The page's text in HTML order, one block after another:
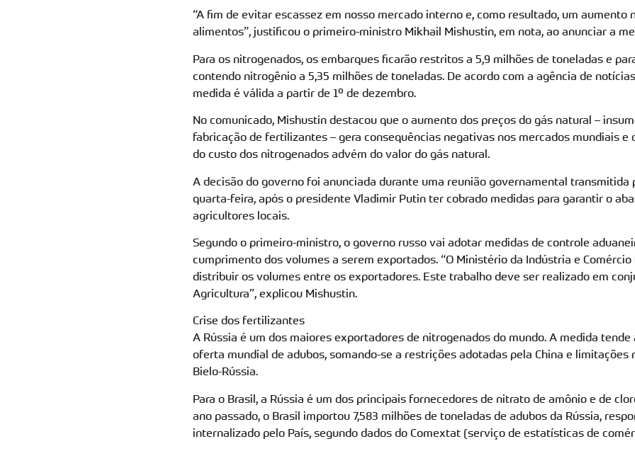
“A fim de evitar escassez em nosso mercado interno e, como resultado, um aumento
alimentos”, justificou o primeiro-ministro Mikhail Mishustin, em nota, ao anunciar a
Para os nitrogenados, os embarques ficarão restritos a 5,9 milhões de toneladas e
contendo nitrogênio a 5,35 milhões de toneladas. De acordo com a agência de
medida é válida a partir de 1º de dezembro.
No comunicado, Mishustin destacou que o aumento dos preços do gás natural –
fabricação de fertilizantes – gera consequências negativas nos mercados mundiais
do custo dos nitrogenados advém do valor do gás natural.
A decisão do governo foi anunciada durante uma reunião governamental transmitida
quarta-feira, após o presidente Vladimir Putin ter cobrado medidas para garantir o
agricultores locais.
Segundo o primeiro-ministro, o governo russo vai adotar medidas de controle
cumprimento dos volumes a serem exportados. “O Ministério da Indústria e Comércio
distribuir os volumes entre os exportadores. Este trabalho deve ser realizado em
Agricultura”, explicou Mishustin.
Crise dos fertilizantes
A Rússia é um dos maiores exportadores de nitrogenados do mundo. A medida
oferta mundial de adubos, somando-se a restrições adotadas pela China e limitações
Bielo-Rússia.
Para o Brasil, a Rússia é um dos principais fornecedores de nitrato de amônio e de
ano passado, o Brasil importou 7,583 milhões de toneladas de adubos da Rússia,
internalizado pelo País, segundo dados do Comextat (serviço de estatísticas de